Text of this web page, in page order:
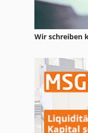
Twick Und Lehrke
Wacker Rd 16
Wacker Rd 25
Wacker Rt
Wacker Rt 82
Wir schreiben